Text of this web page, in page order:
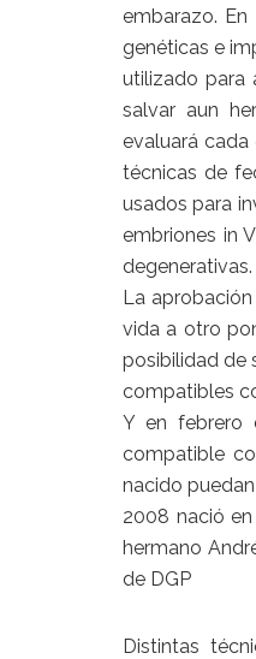
embarazo.
genéticas e
utilizado para
salvar aun
evaluará
técnicas de
usados para
embriones in
La
vida a otro
posibilidad de
compatibles
Y en febrero
compatible
nacido
2008 nació
hermano
de DGP
Distintas